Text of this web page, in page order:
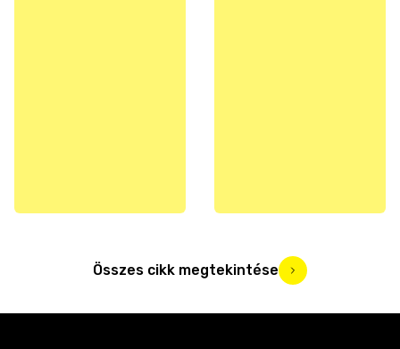
Összes cikk megtekintése